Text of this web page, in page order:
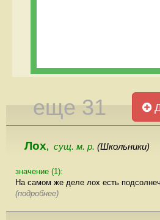
еще 31
Лох, сущ. м. р. (Школьники)
значение (1):
На самом же деле лох есть
(подробнее)